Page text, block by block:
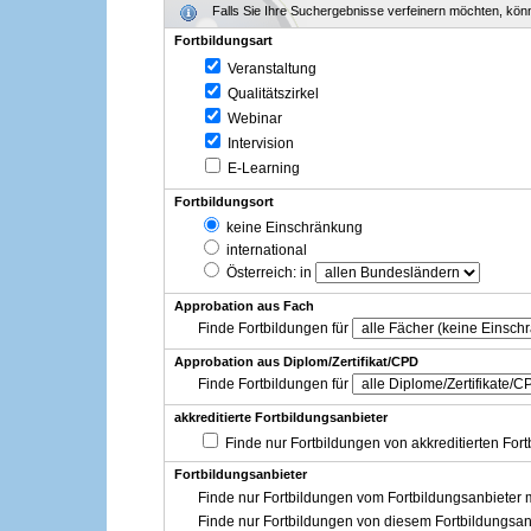
Falls Sie Ihre Suchergebnisse verfeinern möchten,
Fortbildungsart
Veranstaltung
Qualitätszirkel
Webinar
Intervision
E-Learning
Fortbildungsort
keine Einschränkung
international
Österreich: in
Approbation aus Fach
Finde Fortbildungen für
Approbation aus Diplom/Zertifikat/CPD
Finde Fortbildungen für
akkreditierte Fortbildungsanbieter
Finde nur Fortbildungen von akkreditierten
Fortbildungsanbieter
Finde nur Fortbildungen vom Fortbildungsanbieter
Finde nur Fortbildungen von diesem